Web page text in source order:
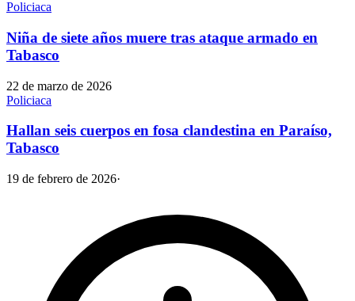
Policiaca
Niña de siete años muere tras ataque armado en
Tabasco
22 de marzo de 2026
Policiaca
Hallan seis cuerpos en fosa clandestina en Paraíso,
Tabasco
19 de febrero de 2026·